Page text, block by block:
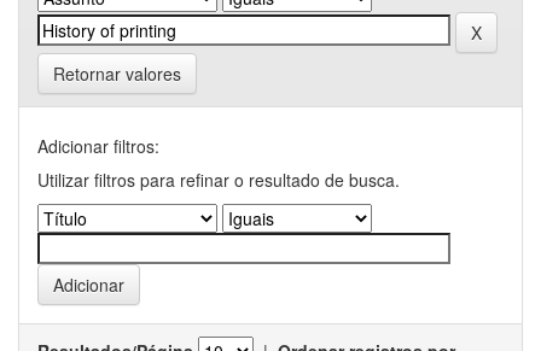
Retornar valores
Adicionar filtros:
Utilizar filtros para refinar o resultado de busca.